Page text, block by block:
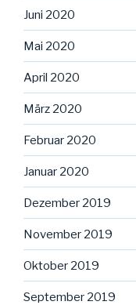
Juni 2020
Mai 2020
April 2020
März 2020
Februar 2020
Januar 2020
Dezember 2019
November 2019
Oktober 2019
September 2019